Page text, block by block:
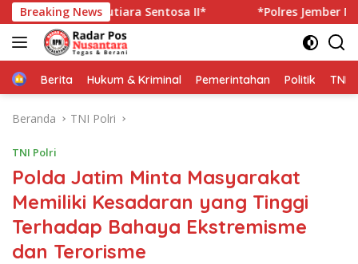
Langsung
ke
konten
Breaking News
KM Mutiara Sentosa II* *Polres Jember Masifkan
HomeBerita Hukum & Kriminal Pemerintahan Politik TNI
Beranda TNI Polri
TNI Polri
Polda Jatim Minta Masyarakat
Memiliki Kesadaran yang Tinggi
Terhadap Bahaya Ekstremisme
dan Terorisme